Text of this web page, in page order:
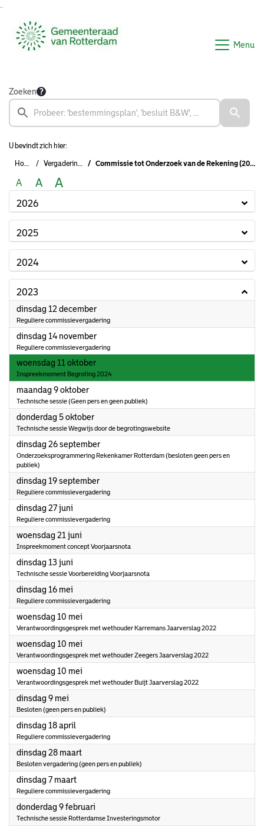
Menu
Zoeken
U bevindt zich hier:
Home Vergaderingen Commissie tot Onderzoek van de Rekening (2022-2026)
A A A
2026
2025
2024
2023
dinsdag 12 december2023
Reguliere commissievergadering
dinsdag 14 november2023
Reguliere commissievergadering
woensdag 11 oktober2023
Inspreekmoment Begroting 2024
maandag 9 oktober2023
Technische sessie (Geen pers en geen publiek)
donderdag 5 oktober2023
Technische sessie Wegwijs door de begrotingswebsite
dinsdag 26 september2023
Onderzoeksprogrammering Rekenkamer Rotterdam (besloten geen pers en
publiek)
dinsdag 19 september2023
Reguliere commissievergadering
dinsdag 27 juni
Reguliere commissievergadering
woensdag 21 juni
Inspreekmoment concept Voorjaarsnota
dinsdag 13 juni
Technische sessie Voorbereiding Voorjaarsnota
dinsdag 16 mei
Reguliere commissievergadering
woensdag 10 mei
Verantwoordingsgesprek met wethouder Karremans Jaarverslag 2022
woensdag 10 mei
Verantwoordingsgesprek met wethouder Zeegers Jaarverslag 2022
woensdag 10 mei
Verantwoordingsgesprek met wethouder Buijt Jaarverslag 2022
dinsdag 9 mei
Besloten (geen pers en publiek)
dinsdag 18 april
Reguliere commissievergadering
dinsdag 28 maart2023
Besloten vergadering (geen pers en publiek)
dinsdag 7 maart2023
Reguliere commissievergadering
donderdag 9 februari
Technische sessie Rotterdamse Investeringsmotor